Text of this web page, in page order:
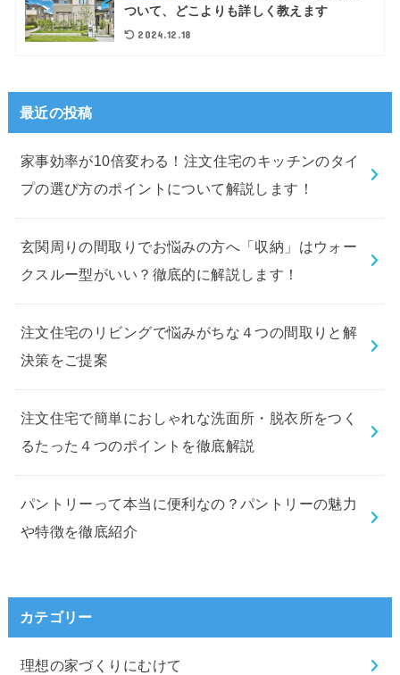
ついて、どこよりも詳しく教えます
2024.12.18
最近の投稿
家事効率が10倍変わる！注文住宅のキッチンのタイ
プの選び方のポイントについて解説します！
玄関周りの間取りでお悩みの方へ「収納」はウォー
クスルー型がいい？徹底的に解説します！
注文住宅のリビングで悩みがちな４つの間取りと解
決策をご提案
注文住宅で簡単におしゃれな洗面所・脱衣所をつく
るたった４つのポイントを徹底解説
パントリーって本当に便利なの？パントリーの魅力
や特徴を徹底紹介
カテゴリー
理想の家づくりにむけて